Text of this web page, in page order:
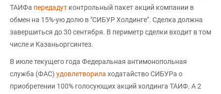
ТАИФа передадут контрольный пакет акций компании в
обмен на 15%-ую долю в "СИБУР Холдинге". Сделка должна
завершиться до 30 сентября. В периметр сделки входит в том
числе и Казаньоргсинтез.
В июле текущего года Федеральная антимонопольная
служба (ФАС) удовлетворила ходатайство СИБУРа о
приобретении 100% голосующих акций холдинга ТАИФ. А 2